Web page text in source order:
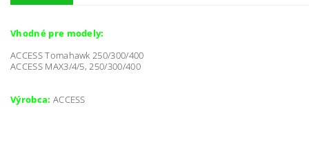
Vhodné pre modely:
ACCESS Tomahawk 250/300/400
ACCESS MAX3/4/5, 250/300/400
Výrobca: ACCESS